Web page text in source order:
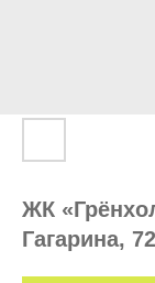
ЖК
Гагарина, 72